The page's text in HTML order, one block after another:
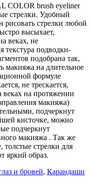
COLOR brush eyeliner
стрелки. Удобный
рисовать стрелки любой
высыхает,
веках, не
текстура подводки-
подобрана так,
макияжа на длительное
формуле
не трескается,
на протяжении
макияжа)
подчеркнут
кисточке, можно
подчеркнут
макияжа . Так же
толстые стрелки для
яркий образ.
и бровей, Карандаши